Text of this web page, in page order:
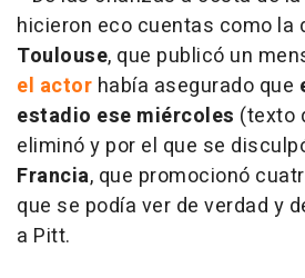
hicieron eco cuentas como la
Toulouse, que publicó un
el actor había asegurado que
estadio ese miércoles (texto
eliminó y por el que se
Francia, que promocionó
que se podía ver de verdad y
a Pitt.